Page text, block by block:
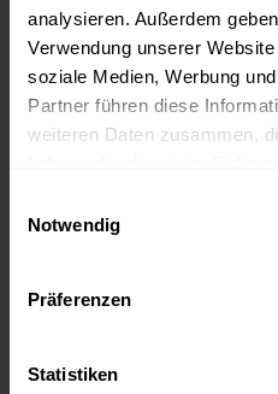
analysieren. Außerdem
Verwendung unserer
soziale Medien, Werbung
Partner führen diese
weiteren Daten zusammen,
Notwendig
Präferenzen
Statistiken
dein
deinem
hat
Nervensystem mit
zu tun hat Kennst du